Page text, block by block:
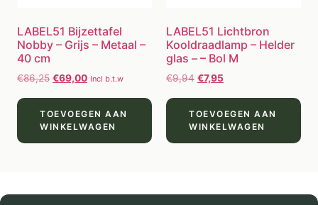
LABEL51 Bijzettafel
Nobby – Grijs – Metaal –
40 cm
€86,25 €69,00 Incl b.t.w
TOEVOEGEN AAN
WINKELWAGEN
LABEL51 Lichtbron
Kooldraadlamp – Helder
glas – – Bol M
€9,94 €7,95
TOEVOEGEN AAN
WINKELWAGEN